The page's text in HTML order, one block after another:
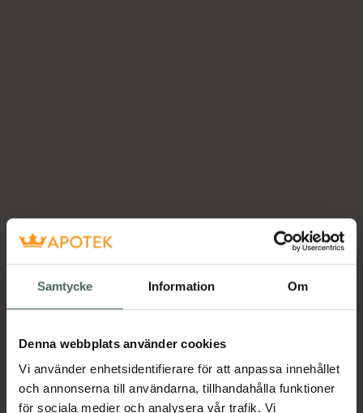
Samtycke Information Om
Denna webbplats använder cookies
Vi använder enhetsidentifierare för att anpassa innehållet
och annonserna till användarna, tillhandahålla funktioner
för sociala medier och analysera vår trafik. Vi